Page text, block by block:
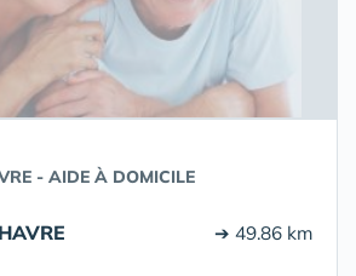
- AIDE À DOMICILE
➔ 49.86 km